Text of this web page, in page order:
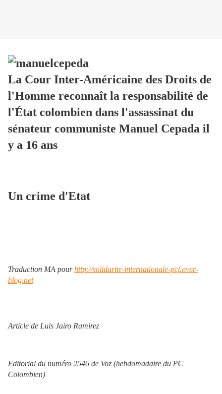
La Cour Inter-Américaine des Droits de
l'Homme reconnaît la responsabilité de
l'État colombien dans l'assassinat du
sénateur communiste Manuel Cepada il
y a 16 ans
Un crime d'Etat
Traduction MA pour http://solidarite-internationale-pcf.over-
blog.net
Article de Luis Jairo Ramirez
Editorial du numéro 2546 de Voz (hebdomadaire du PC
Colombien)